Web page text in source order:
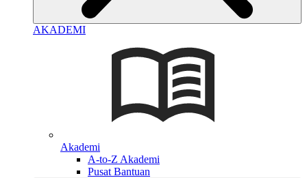
AKADEMI
Akademi
A-to-Z Akademi
Pusat Bantuan